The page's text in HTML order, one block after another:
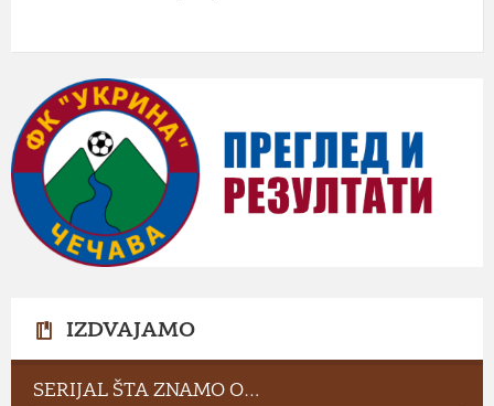
IZDVAJAMO
SERIJAL ŠTA ZNAMO O…